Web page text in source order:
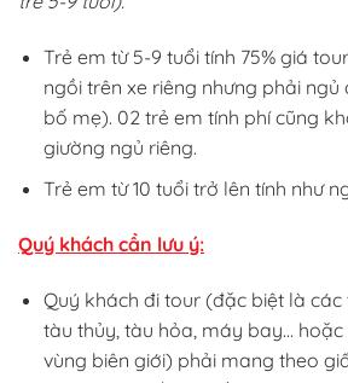
Trẻ em từ 5-9 tuổi tính 75% giá
ngồi trên xe riêng nhưng phải ngủ
bố mẹ). 02 trẻ em tính phí cũng
giường ngủ riêng.
Trẻ em từ 10 tuổi trở lên tính như
Quý khách cần lưu ý:
Quý khách đi tour (đặc biệt là các
tàu thủy, tàu hỏa, máy bay…
vùng biên giới) phải mang theo